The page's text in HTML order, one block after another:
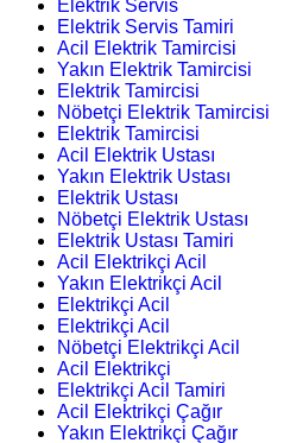
Elektrik Servis
Elektrik Servis Tamiri
Acil Elektrik Tamircisi
Yakın Elektrik Tamircisi
Elektrik Tamircisi
Nöbetçi Elektrik Tamircisi
Elektrik Tamircisi
Acil Elektrik Ustası
Yakın Elektrik Ustası
Elektrik Ustası
Nöbetçi Elektrik Ustası
Elektrik Ustası Tamiri
Acil Elektrikçi Acil
Yakın Elektrikçi Acil
Elektrikçi Acil
Elektrikçi Acil
Nöbetçi Elektrikçi Acil
Acil Elektrikçi
Elektrikçi Acil Tamiri
Acil Elektrikçi Çağır
Yakın Elektrikçi Çağır